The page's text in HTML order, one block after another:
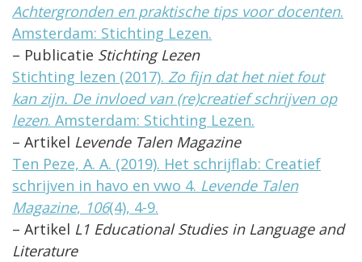
Achtergronden en praktische tips voor docenten.
Amsterdam: Stichting Lezen.
– Publicatie Stichting Lezen
Stichting lezen (2017). Zo fijn dat het niet fout
kan zijn. De invloed van (re)creatief schrijven op
lezen. Amsterdam: Stichting Lezen.
– Artikel Levende Talen Magazine
Ten Peze, A. A. (2019). Het schrijflab: Creatief
schrijven in havo en vwo 4. Levende Talen
Magazine, 106(4), 4-9.
– Artikel L1 Educational Studies in Language and
Literature